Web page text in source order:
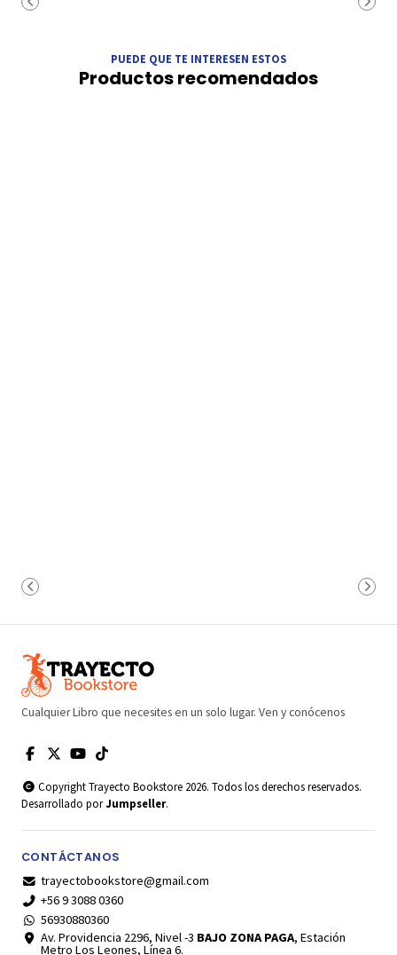
PUEDE QUE TE INTERESEN ESTOS
Productos recomendados
Cualquier Libro que necesites en un solo lugar. Ven y conócenos
Copyright Trayecto Bookstore 2026. Todos los derechos reservados.
Desarrollado porJumpseller.
CONTÁCTANOS
trayectobookstore@gmail.com
+56 9 3088 0360
56930880360
Av. Providencia 2296, Nivel -3 BAJO ZONA PAGA, Estación
Metro Los Leones, Línea 6.